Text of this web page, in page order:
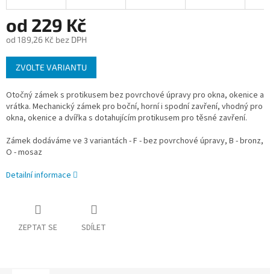
od 229 Kč
od 189,26 Kč bez DPH
Měrná
cena:
ZVOLTE VARIANTU
Otočný zámek s protikusem bez povrchové úpravy pro okna, okenice a
vrátka. Mechanický zámek pro boční, horní i spodní zavření, vhodný pro
okna, okenice a dvířka s dotahujícím protikusem pro těsné zavření.
Zámek dodáváme ve 3 variantách - F - bez povrchové úpravy, B - bronz,
O - mosaz
Detailní informace
ZEPTAT SE SDÍLET